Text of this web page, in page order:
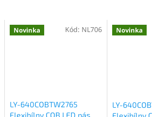
Novinka
LY-640COBTW2765
Flexibílny COB LED pás
Kód: NL706 Novinka
LY-
Flexibílny